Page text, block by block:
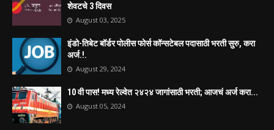
शेवटचे 3 दिवस
August 03, 2025
इंडो-तिबेट बॉर्डर पोलीस फोर्स कॉन्सटेबल पदासाठी भरती सुरु, करा
अर्ज.!.
August 29, 2024
10 वी पास! मध्य रेल्वेत २४२४ जागांसाठी भरती; आजचं अर्ज करा...
August 05, 2024